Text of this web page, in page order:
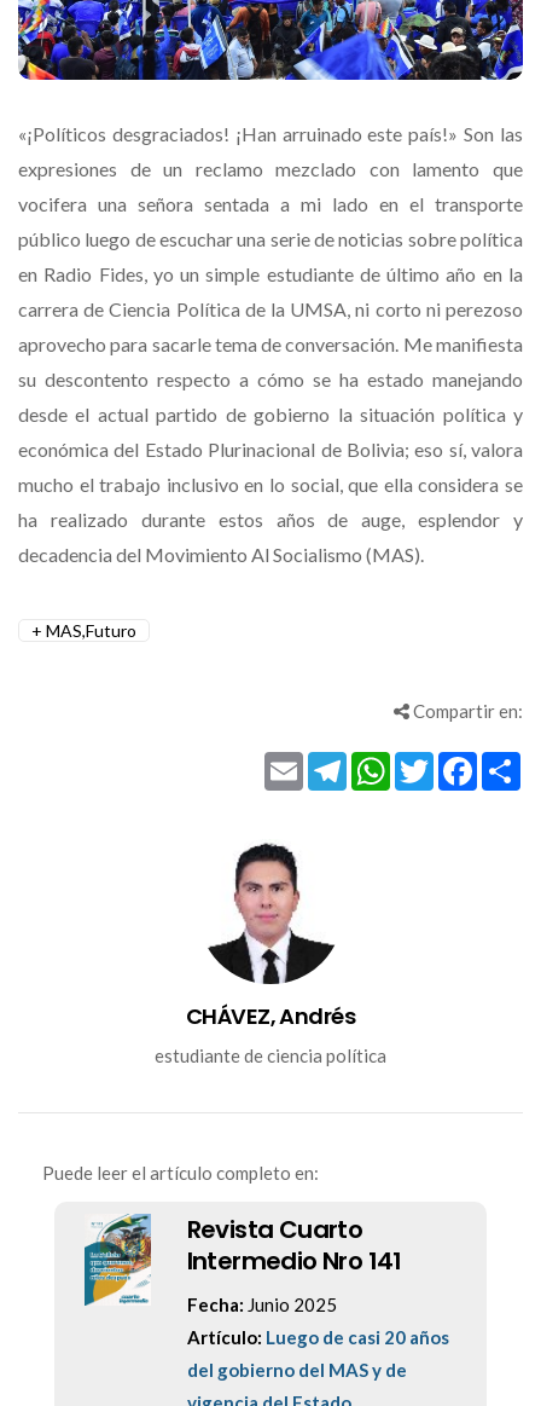
«¡Políticos desgraciados! ¡Han arruinado este país!» Son las
expresiones de un reclamo mezclado con lamento que
vocifera una señora sentada a mi lado en el transporte
público luego de escuchar una serie de noticias sobre política
en Radio Fides, yo un simple estudiante de último año en la
carrera de Ciencia Política de la UMSA, ni corto ni perezoso
aprovecho para sacarle tema de conversación. Me manifiesta
su descontento respecto a cómo se ha estado manejando
desde el actual partido de gobierno la situación política y
económica del Estado Plurinacional de Bolivia; eso sí, valora
mucho el trabajo inclusivo en lo social, que ella considera se
ha realizado durante estos años de auge, esplendor y
decadencia del Movimiento Al Socialismo (MAS).
MAS,Futuro
Compartir en:
Twitter
WhatsApp
Telegram
Email
CHÁVEZ, Andrés
estudiante de ciencia política
Puede leer el artículo completo en:
Revista Cuarto
Intermedio Nro 141
Fecha: Junio 2025
Artículo: Luego de casi 20 años
del gobierno del MAS y de